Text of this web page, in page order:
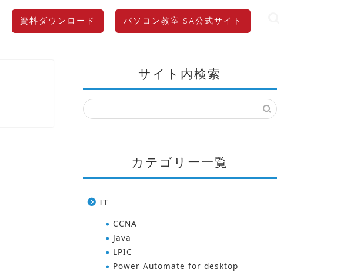
資料ダウンロード パソコン教室ISA公式サイト
サイト内検索
カテゴリー一覧
IT
CCNA
Java
LPIC
Power Automate for desktop